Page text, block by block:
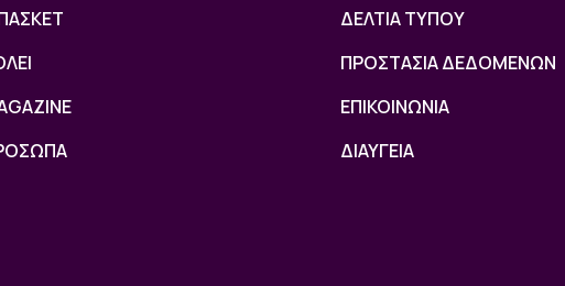
ΔΕΛΤΙΑ ΤΥΠΟΥ
ΠΡΟΣΤΑΣΙΑ ΔΕΔΟΜΕΝΩΝ
ΕΠΙΚΟΙΝΩΝΙΑ
ΔΙΑΥΓΕΙΑ